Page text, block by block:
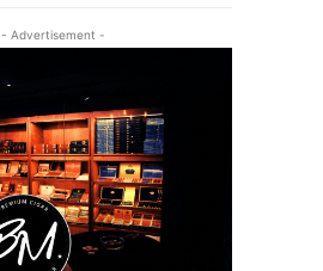
- Advertisement -